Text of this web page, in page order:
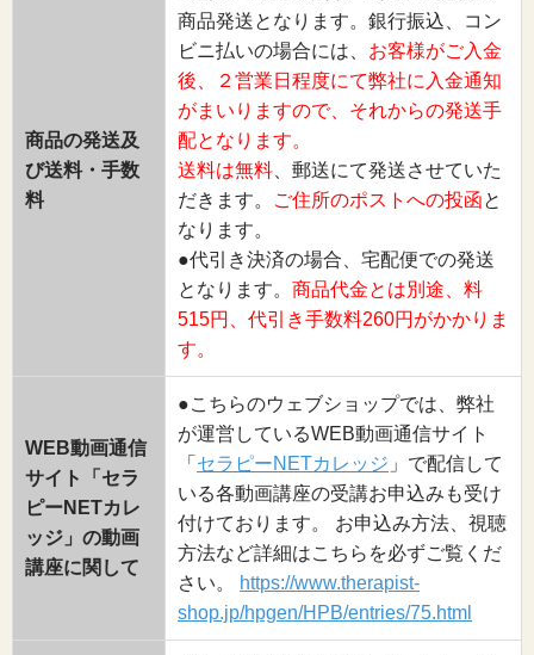
商品の発送及
び送料・手数
料
商品発送となります。銀行振込、コン
ビニ払いの場合には、 お客様がご入金
後、２営業日程度にて弊社に入金通知
がまいりますので、それからの発送手
配となります。
送料は無料 、郵送にて発送させていた
だきます。
ご住所のポストへの投函と
なります。
●代引き決済の場合、宅配便での発送
となります。 商品代金とは別途、料
515円、代引き手数料260円がかかりま
す。
WEB動画通信
サイト「セラ
ピーNETカレ
ッジ」の動画
講座に関して
●こちらのウェブショップでは、弊社
が運営しているWEB動画通信サイト
「 セラピーNETカレッジ 」で配信して
いる各動画講座の受講お申込みも受け
付けております。 お申込み方法、視聴
方法など詳細はこちらを必ずご覧くだ
さい。
https://www.therapist-
shop.jp/hpgen/HPB/entries/75.html